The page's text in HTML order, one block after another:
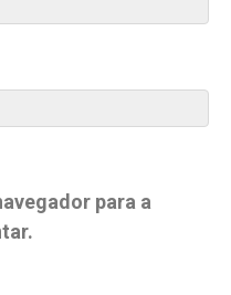
para a